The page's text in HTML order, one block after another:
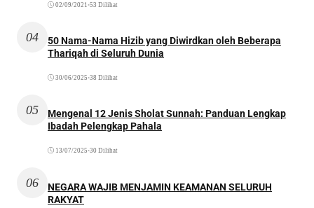
02/09/2021 •53 Dilihat
04
50 Nama-Nama Hizib yang Diwirdkan oleh Beberapa
Thariqah di Seluruh Dunia
30/06/2025 •38 Dilihat
05
Mengenal 12 Jenis Sholat Sunnah: Panduan Lengkap
Ibadah Pelengkap Pahala
13/07/2025 •30 Dilihat
06
NEGARA WAJIB MENJAMIN KEAMANAN SELURUH
RAKYAT